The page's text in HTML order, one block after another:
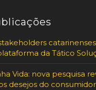
da Tático
Vida: nova pesquisa
desejos do consumidor